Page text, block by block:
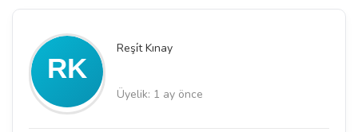
Reşi̇t Kınay
Üyelik: 1 ay önce